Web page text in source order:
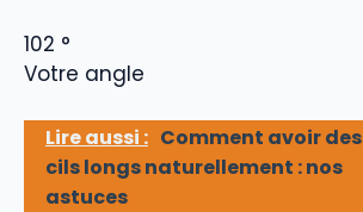
102 °
Votre angle
Lire aussi : Comment avoir des
cils longs naturellement : nos
astuces